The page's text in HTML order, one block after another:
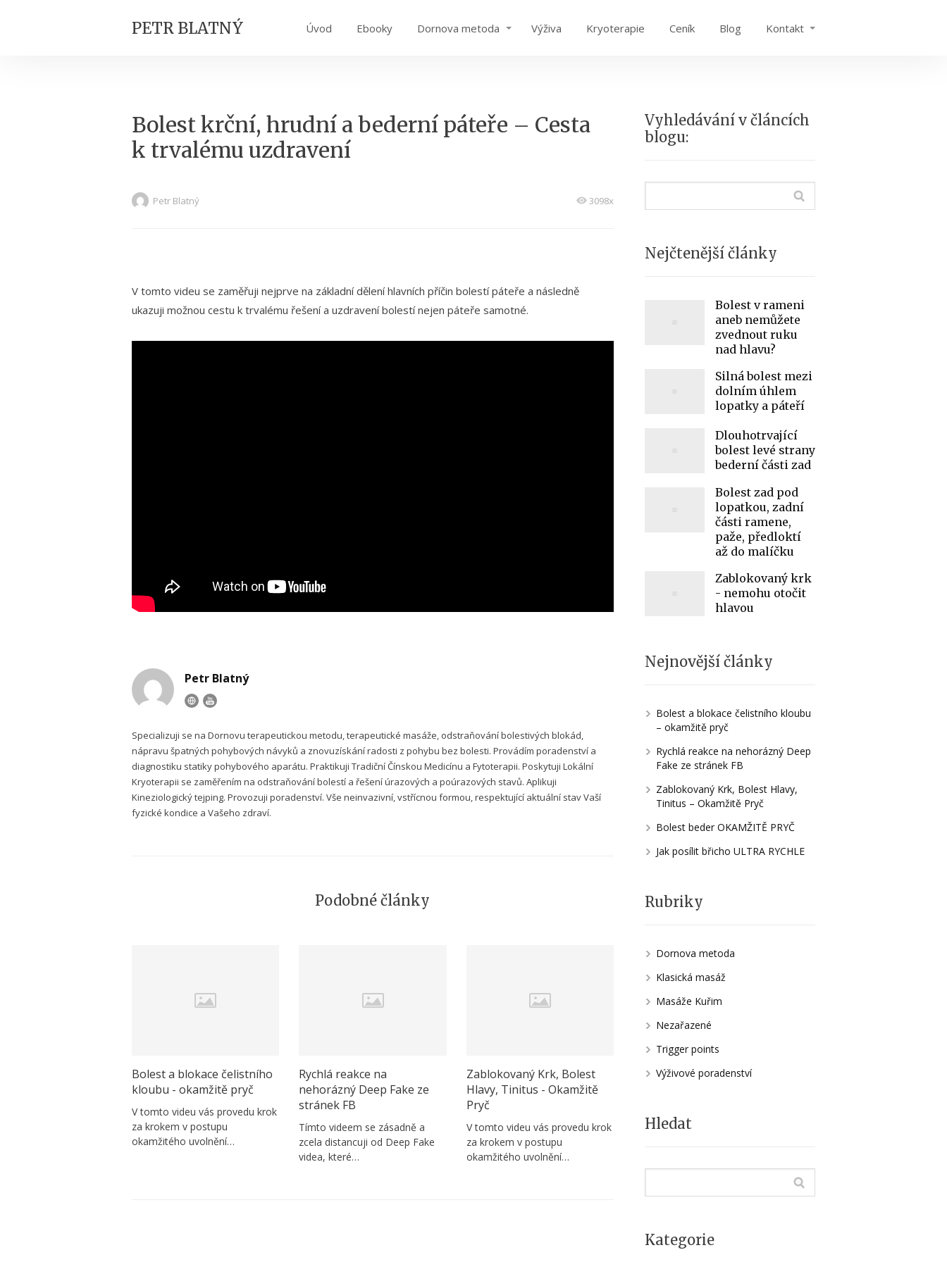
PETR BLATNÝ Úvod Ebooky Dornova metoda Výživa Kryoterapie Ceník Blog Kontakt
Bolest krční, hrudní a bederní páteře – Cesta
k trvalému uzdravení
Petr Blatný 3098x
V tomto videu se zaměřuji nejprve na základní dělení hlavních příčin bolestí páteře a následně
ukazuji možnou cestu k trvalému řešení a uzdravení bolestí nejen páteře samotné.
Petr Blatný
Specializuji se na Dornovu terapeutickou metodu, terapeutické masáže, odstraňování bolestivých blokád,
nápravu špatných pohybových návyků a znovuzískání radosti z pohybu bez bolesti. Provádím poradenství a
diagnostiku statiky pohybového aparátu. Praktikuji Tradiční Čínskou Medicínu a Fytoterapii. Poskytuji Lokální
Kryoterapii se zaměřením na odstraňování bolestí a řešení úrazových a poúrazových stavů. Aplikuji
Kineziologický tejping. Provozuji poradenství. Vše neinvazivní, vstřícnou formou, respektující aktuální stav Vaší
fyzické kondice a Vašeho zdraví.
Podobné články
Bolest a blokace čelistního
kloubu - okamžitě pryč
V tomto videu vás provedu krok
za krokem v postupu
okamžitého uvolnění…
Rychlá reakce na
nehorázný Deep Fake ze
stránek FB
Tímto videem se zásadně a
zcela distancuji od Deep Fake
videa, které…
Zablokovaný Krk, Bolest
Hlavy, Tinitus - Okamžitě
Pryč
V tomto videu vás provedu krok
za krokem v postupu
okamžitého uvolnění…
Vyhledávání v článcích
blogu:
Nejčtenější články
Bolest v rameni
aneb nemůžete
zvednout ruku
nad hlavu?
Silná bolest mezi
dolním úhlem
lopatky a páteří
Dlouhotrvající
bolest levé strany
bederní části zad
Bolest zad pod
lopatkou, zadní
části ramene,
paže, předloktí
až do malíčku
Zablokovaný krk
- nemohu otočit
hlavou
Nejnovější články
Bolest a blokace čelistního kloubu
– okamžitě pryč
Rychlá reakce na nehorázný Deep
Fake ze stránek FB
Zablokovaný Krk, Bolest Hlavy,
Tinitus – Okamžitě Pryč
Bolest beder OKAMŽITĚ PRYČ
Jak posílit břicho ULTRA RYCHLE
Rubriky
Dornova metoda
Klasická masáž
Masáže Kuřim
Nezařazené
Trigger points
Výživové poradenství
Hledat
Kategorie